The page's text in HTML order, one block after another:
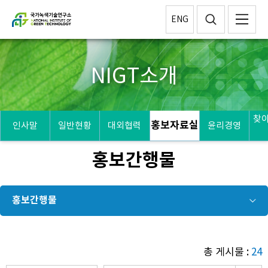
ENG
NIGT소개
인사말 일반현황 대외협력 홍보자료실 윤리경영
찾
홍보간행물
홍보간행물
총 게시물 : 24